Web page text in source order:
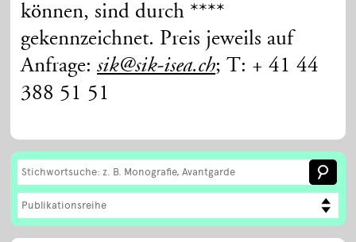
können, sind durch ****
gekennzeichnet. Preis jeweils auf
Anfrage:sik@sik-isea.ch; T: + 41 44
388 51 51
Publikationsreihe